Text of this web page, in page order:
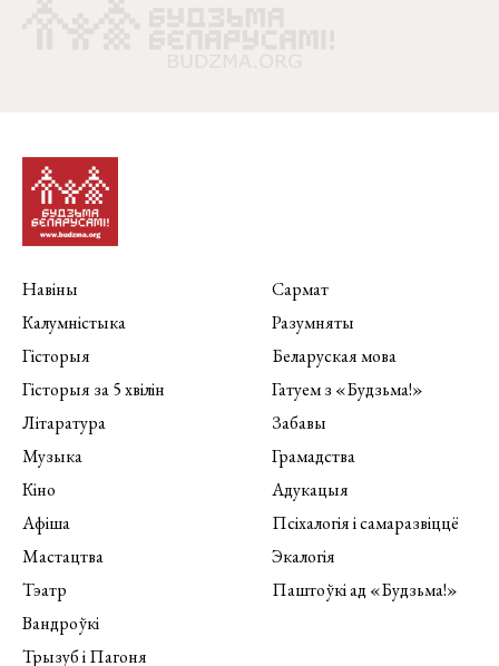
Навіны
Калумністыка
Гісторыя
Гісторыя за 5 хвілін
Літаратура
Музыка
Кіно
Афіша
Мастацтва
Тэатр
Вандроўкі
Трызуб і Пагоня
Сармат
Разумняты
Беларуская мова
Гатуем з «Будзьма!»
Забавы
Грамадства
Адукацыя
Псіхалогія і самаразвіццё
Экалогія
Паштоўкі ад «Будзьма!»